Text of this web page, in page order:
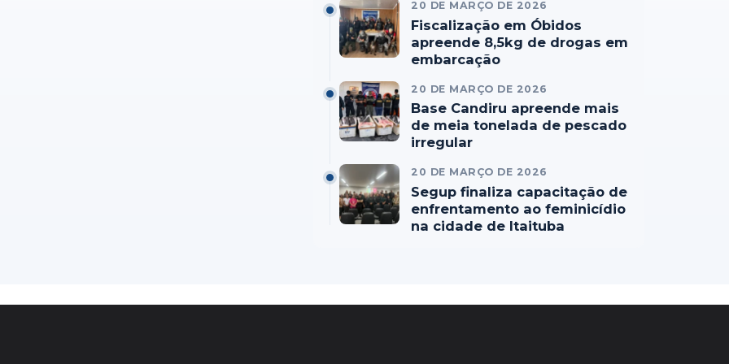
20 DE MARÇO DE 2026
Fiscalização em Óbidos
apreende 8,5kg de drogas em
embarcação
20 DE MARÇO DE 2026
Base Candiru apreende mais
de meia tonelada de pescado
irregular
20 DE MARÇO DE 2026
Segup finaliza capacitação de
enfrentamento ao feminicídio
na cidade de Itaituba